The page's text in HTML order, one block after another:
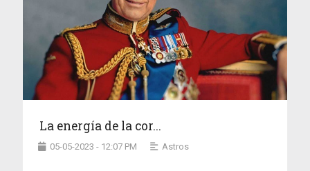
La energía de la cor...
05-05-2023 - 12:07 PM Astros